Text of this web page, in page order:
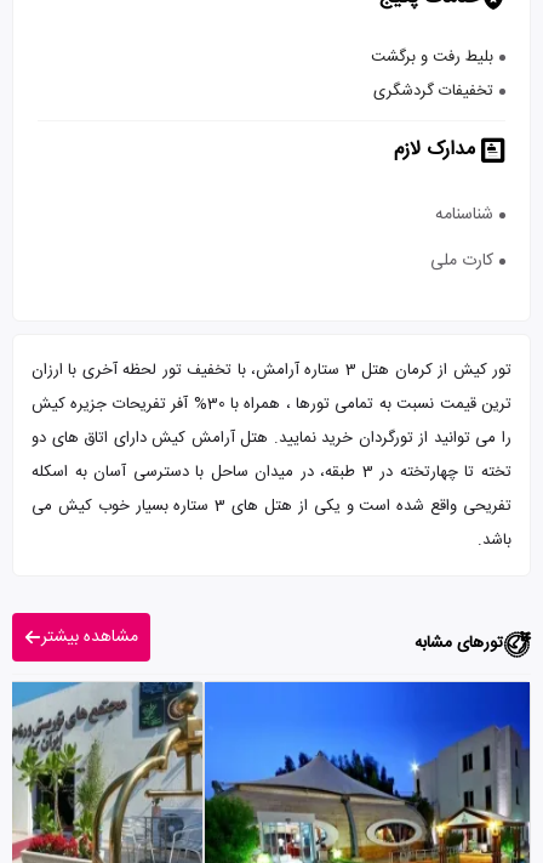
بلیط رفت و برگشت
تخفیفات گردشگری
مدارک لازم
شناسنامه
کارت ملی
تور کیش از کرمان هتل 3 ستاره آرامش، با تخفیف تور لحظه آخری با ارزان
ترین قیمت نسبت به تمامی تورها ، همراه با 30% آفر تفریحات جزیره کیش
را می توانید از تورگردان خرید نمایید. هتل آرامش کیش دارای اتاق های دو
تخته تا چهارتخته در 3 طبقه، در میدان ساحل با دسترسی آسان به اسکله
تفریحی واقع شده است و یکی از هتل های 3 ستاره بسیار خوب کیش می
باشد.
تورهای مشابه مشاهده بیشتر